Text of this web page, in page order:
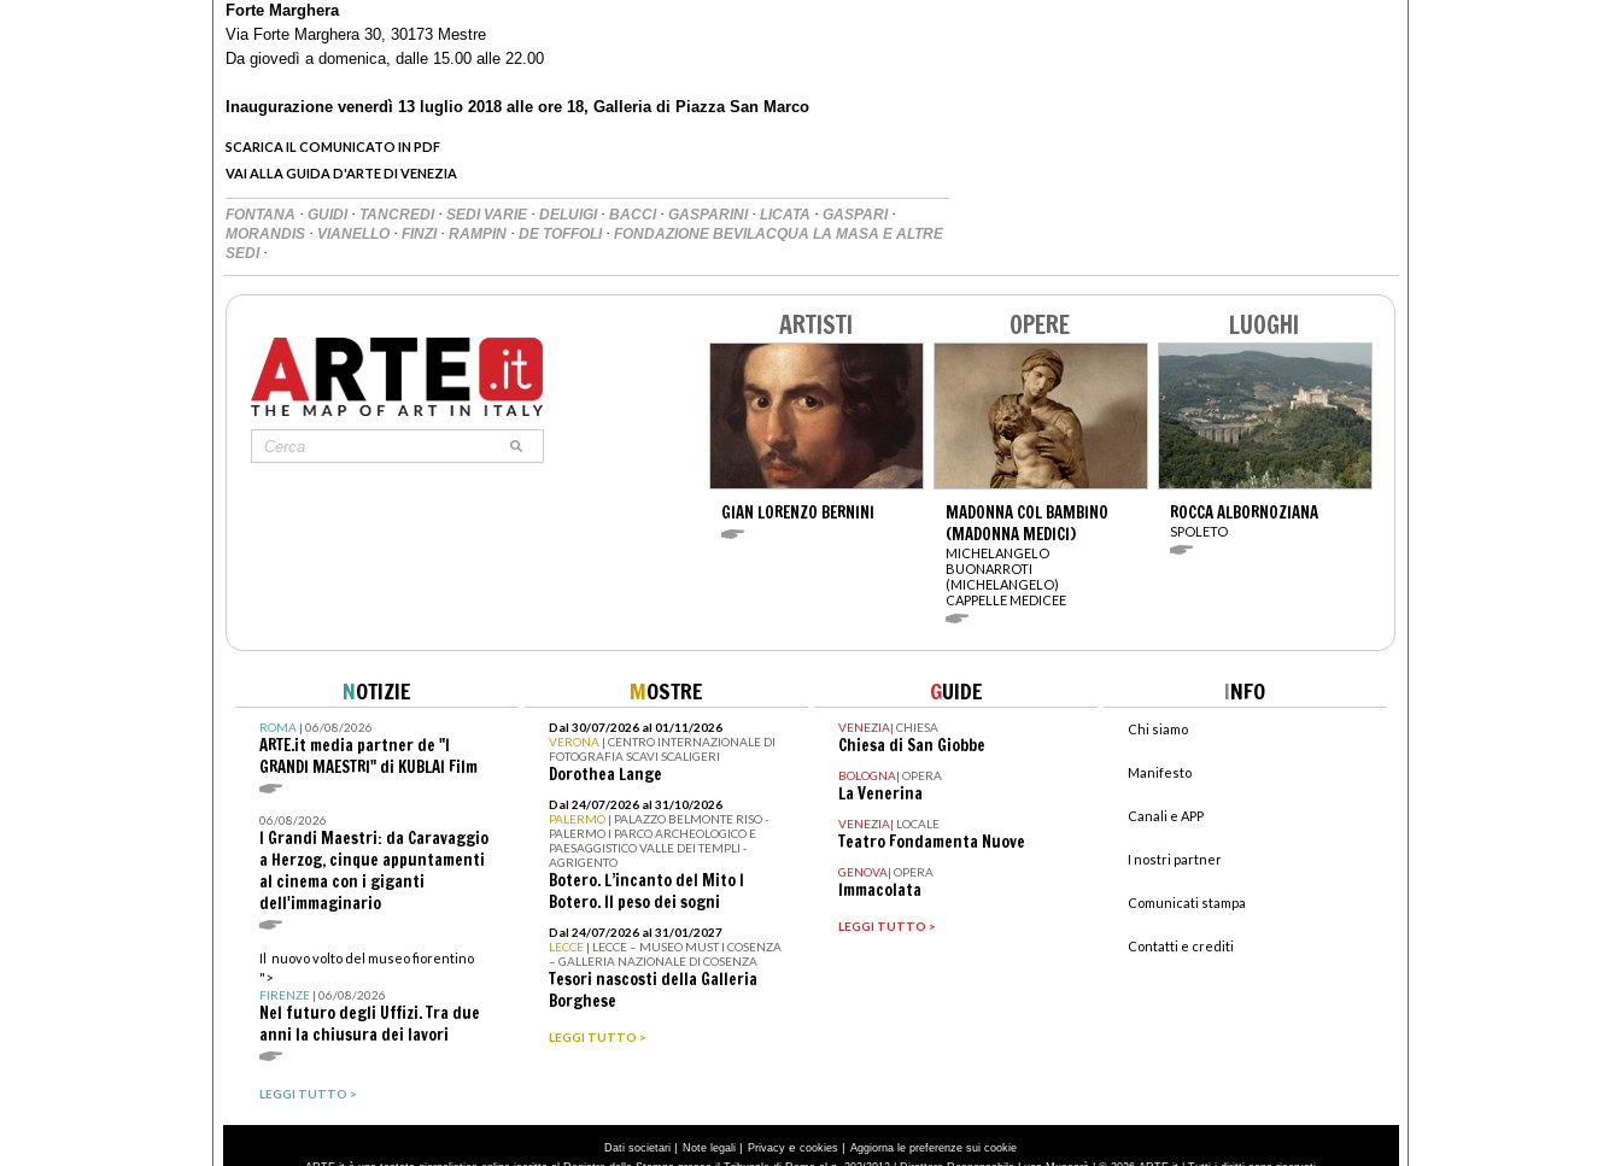
Forte Marghera
Via Forte Marghera 30, 30173 Mestre
Da giovedì a domenica, dalle 15.00 alle 22.00
Inaugurazione venerdì 13 luglio 2018 alle ore 18, Galleria di Piazza San Marco
SCARICA IL COMUNICATO IN PDF
VAI ALLA GUIDA D'ARTE DI VENEZIA
FONTANA · GUIDI · TANCREDI · SEDI VARIE · DELUIGI · BACCI · GASPARINI · LICATA · GASPARI ·
MORANDIS · VIANELLO · FINZI · RAMPIN · DE TOFFOLI · FONDAZIONE BEVILACQUA LA MASA E ALTRE
SEDI ·
ARTISTI
GIAN LORENZO BERNINI
OPERE
MADONNA COL BAMBINO
(MADONNA MEDICI)
MICHELANGELO
BUONARROTI
(MICHELANGELO)
CAPPELLE MEDICEE
LUOGHI
ROCCA ALBORNOZIANA
SPOLETO
NOTIZIE
ROMA| 06/08/2026
ARTE.it media partner de "I
GRANDI MAESTRI" di KUBLAI Film
06/08/2026
I Grandi Maestri: da Caravaggio
a Herzog, cinque appuntamenti
al cinema con i giganti
dell'immaginario
Il nuovo volto del museo fiorentino
">
FIRENZE| 06/08/2026
Nel futuro degli Uffizi. Tra due
anni la chiusura dei lavori
LEGGI TUTTO >
MOSTRE
Dal 30/07/2026 al 01/11/2026
VERONA | CENTRO INTERNAZIONALE DI
FOTOGRAFIA SCAVI SCALIGERI
Dorothea Lange
Dal 24/07/2026 al 31/10/2026
PALERMO | PALAZZO BELMONTE RISO -
PALERMO I PARCO ARCHEOLOGICO E
PAESAGGISTICO VALLE DEI TEMPLI -
AGRIGENTO
Botero. L’incanto del Mito I
Botero. Il peso dei sogni
Dal 24/07/2026 al 31/01/2027
LECCE | LECCE – MUSEO MUST I COSENZA
– GALLERIA NAZIONALE DI COSENZA
Tesori nascosti della Galleria
Borghese
LEGGI TUTTO >
GUIDE
VENEZIA| CHIESA
Chiesa di San Giobbe
BOLOGNA| OPERA
La Venerina
VENEZIA| LOCALE
Teatro Fondamenta Nuove
GENOVA| OPERA
Immacolata
LEGGI TUTTO >
INFO
Chi siamo
Manifesto
Canali e APP
I nostri partner
Comunicati stampa
Contatti e crediti
Dati societari Note legali Privacy e cookies
Aggiorna le preferenze sui cookie